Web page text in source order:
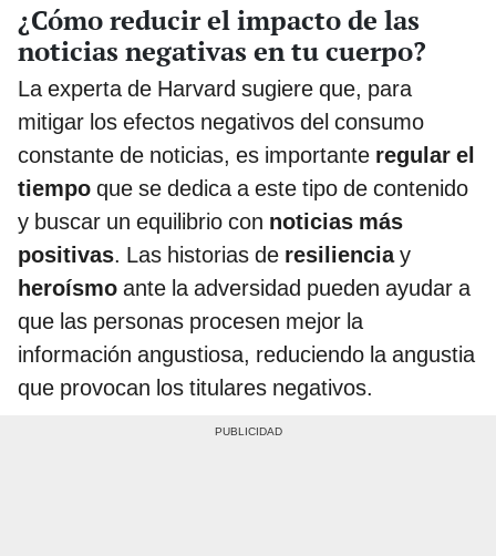
¿Cómo reducir el impacto de las
noticias negativas en tu cuerpo?
La experta de Harvard sugiere que, para
mitigar los efectos negativos del consumo
constante de noticias, es importante regular el
tiempo que se dedica a este tipo de contenido
y buscar un equilibrio con noticias más
positivas. Las historias de resilienciay
heroísmo ante la adversidad pueden ayudar a
que las personas procesen mejor la
información angustiosa, reduciendo la angustia
que provocan los titulares negativos.